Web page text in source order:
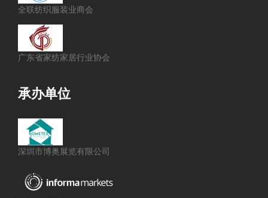
全联纺织服装业商会
广东省家纺家居行业协会
承办单位
深圳市博奥展览有限公司